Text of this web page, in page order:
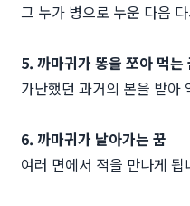
그 누가 병으로 누운 다음
5. 까마귀가 똥을 쪼아 먹는
가난했던 과거의 본을 받아
6. 까마귀가 날아가는 꿈
여러 면에서 적을 만나게 됩